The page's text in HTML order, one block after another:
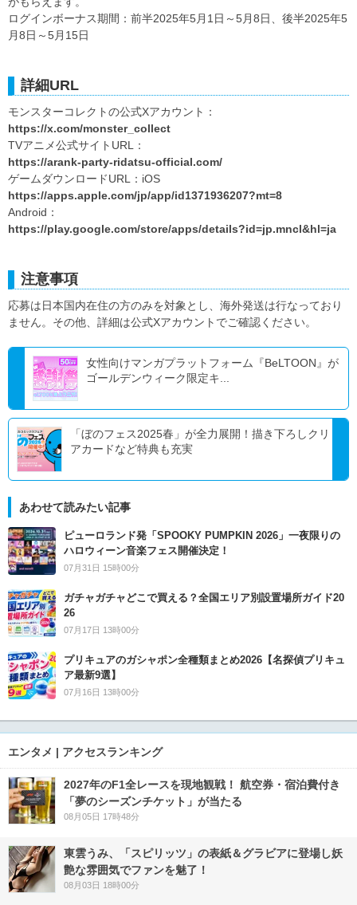
ログインボーナス期間：前半2025年5月1日～5月8日、後半2025年5
月8日～5月15日
詳細URL
モンスターコレクトの公式Xアカウント：
https://x.com/monster_collect
TVアニメ公式サイトURL：
https://arank-party-ridatsu-official.com/
ゲームダウンロードURL：iOS
https://apps.apple.com/jp/app/id1371936207?mt=8
Android：
https://play.google.com/store/apps/details?id=jp.mncl&hl=ja
注意事項
応募は日本国内在住の方のみを対象とし、海外発送は行なっており
ません。その他、詳細は公式Xアカウントでご確認ください。
女性向けマンガプラットフォーム『BeLTOON』が
ゴールデンウィーク限定キ...
「ぼのフェス2025春」が全力展開！描き下ろしクリ
アカードなど特典も充実
あわせて読みたい記事
ピューロランド発「SPOOKY PUMPKIN 2026」一夜限りの
ハロウィーン音楽フェス開催決定！
07月31日 15時00分
ガチャガチャどこで買える？全国エリア別設置場所ガイド20
26
07月17日 13時00分
プリキュアのガシャポン全種類まとめ2026【名探偵プリキュ
ア最新9選】
07月16日 13時00分
エンタメ | アクセスランキング
2027年のF1全レースを現地観戦！ 航空券・宿泊費付き
「夢のシーズンチケット」が当たる
08月05日 17時48分
東雲うみ、「スピリッツ」の表紙＆グラビアに登場し妖
艶な雰囲気でファンを魅了！
08月03日 18時00分